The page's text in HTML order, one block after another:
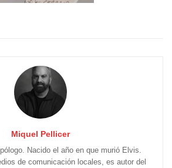
Miquel Pellicer
Nacido el año en que murió Elvis.
de comunicación locales, es autor del